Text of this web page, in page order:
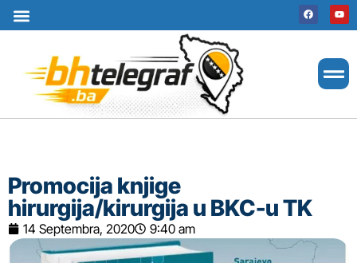
Promocija knjige
hirurgija/kirurgija u BKC-u TK
14 Septembra, 2020 9:40 am